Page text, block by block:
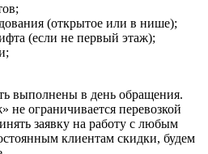
(открытое или в нише);
(если не первый этаж);
выполнены в день обращения.
ограничивается перевозкой
заявку на работу с любым
клиентам скидки, будем